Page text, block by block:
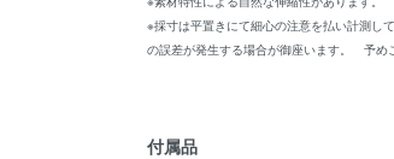
※採寸は平置きにて細心の注意を払い計測し
の誤差が発生する場合が御座います。 予め
付属品